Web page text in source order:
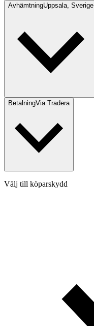
AvhämtningUppsala, Sverige
BetalningVia Tradera
Välj till köparskydd